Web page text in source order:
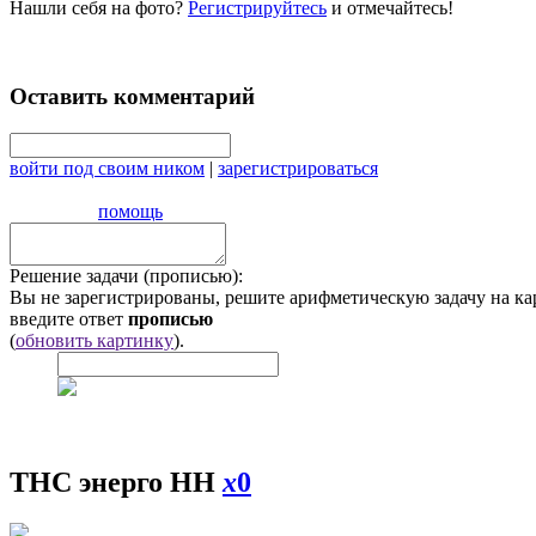
Нашли себя на фото? Регистрируйтесь и отмечайтесь!
Оставить комментарий
войти под своим ником | зарегистрироваться
помощь
Решение задачи (прописью):
Вы не зарегистрированы, решите арифметическую задачу на
введите ответ прописью
(обновить картинку).
ТНС энерго НН x0